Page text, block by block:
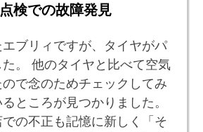
検での故障発見
ブリィですが、タイヤがパ
。 他のタイヤと比べて空気
で念のためチェックしてみ
ところが見つかりました。
の不正も記憶に新しく「そ